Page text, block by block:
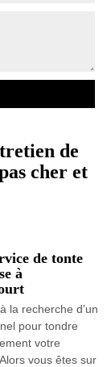
de
cher et
de tonte
à
la recherche d’un
pour tondre
votre
vous êtes sur